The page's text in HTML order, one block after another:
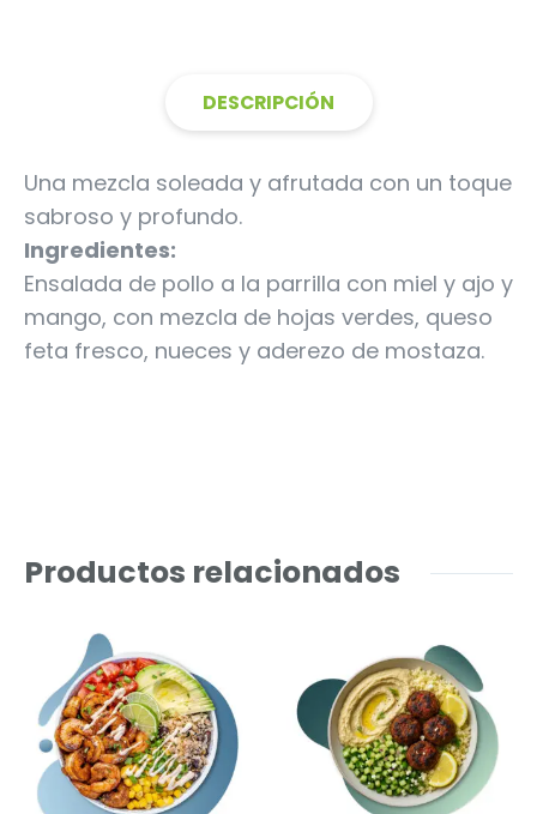
DESCRIPCIÓN
Una mezcla soleada y afrutada con un toque
sabroso y profundo.
Ingredientes:
Ensalada de pollo a la parrilla con miel y ajo y
mango, con mezcla de hojas verdes, queso
feta fresco, nueces y aderezo de mostaza.
Productos relacionados